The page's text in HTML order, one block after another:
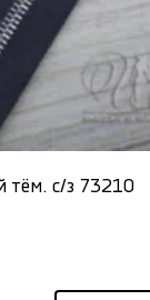
тём. с/з 73210